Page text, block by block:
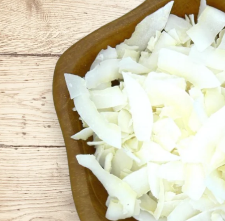
ODPORÚČAME
ORECHY 1 KG
€38,30
KEŠU EXTRA
€19,40
Pôvodne: